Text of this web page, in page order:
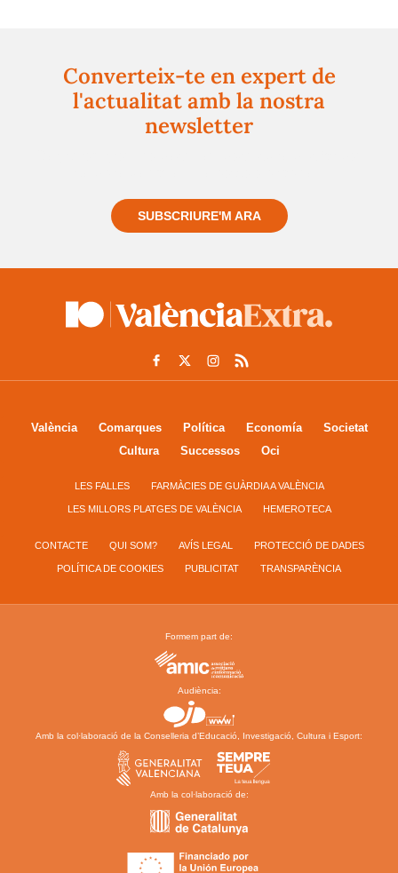
Converteix-te en expert de
l'actualitat amb la nostra
newsletter
SUBSCRIURE'M ARA
València Comarques Política Economía
Societat
Cultura
Successos Oci
LES FALLES FARMÀCIES DE GUÀRDIA A VALÈNCIA
LES MILLORS PLATGES DE VALÈNCIA HEMEROTECA
CONTACTE QUI SOM? AVÍS LEGAL PROTECCIÓ DE DADES
POLÍTICA DE COOKIES PUBLICITAT TRANSPARÈNCIA
Formem part de:
Audiència:
Amb la col·laboració de la Conselleria d’Educació, Investigació, Cultura i Esport:
Amb la col·laboració de: